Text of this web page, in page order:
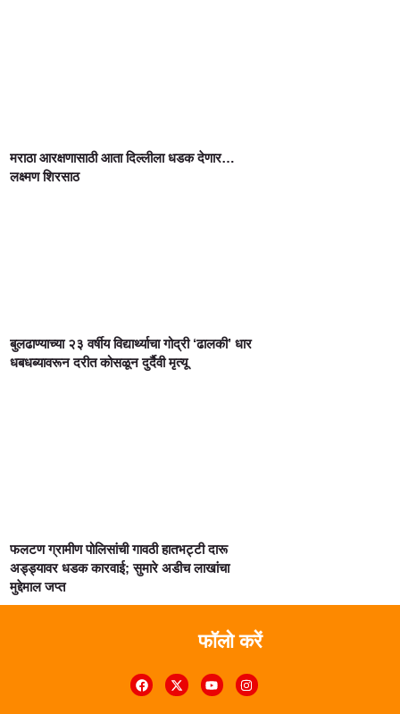
मराठा आरक्षणासाठी आता दिल्लीला धडक देणार…
लक्ष्मण शिरसाठ
बुलढाण्याच्या २३ वर्षीय विद्यार्थ्याचा गोद्री ‘ढालकी’ धार
धबधब्यावरून दरीत कोसळून दुर्दैवी मृत्यू
फलटण ग्रामीण पोलिसांची गावठी हातभट्टी दारू
अड्ड्यावर धडक कारवाई; सुमारे अडीच लाखांचा
मुद्देमाल जप्त
फॉलो करें